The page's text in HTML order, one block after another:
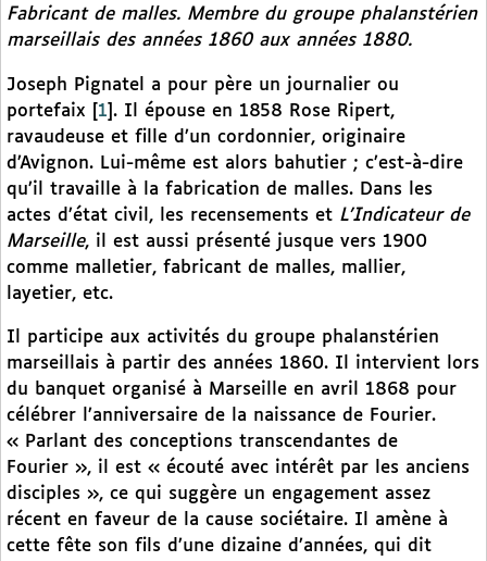
Fabricant de malles. Membre du groupe phalanstérien
marseillais des années 1860 aux années 1880.
Joseph Pignatel a pour père un journalier ou
portefaix
1 . Il épouse en 1858 Rose Ripert,
ravaudeuse et fille d’un cordonnier, originaire
d’Avignon. Lui-même est alors bahutier ; c’est-à-dire
qu’il travaille à la fabrication de malles. Dans les
actes d’état civil, les recensements et L’Indicateur de
Marseille, il est aussi présenté jusque vers 1900
comme malletier, fabricant de malles, mallier,
layetier, etc.
Il participe aux activités du groupe phalanstérien
marseillais à partir des années 1860. Il intervient lors
du banquet organisé à Marseille en avril 1868 pour
célébrer l’anniversaire de la naissance de Fourier.
« Parlant des conceptions transcendantes de
Fourier », il est « écouté avec intérêt par les anciens
disciples », ce qui suggère un engagement assez
récent en faveur de la cause sociétaire. Il amène à
cette fête son fils d’une dizaine d’années, qui dit